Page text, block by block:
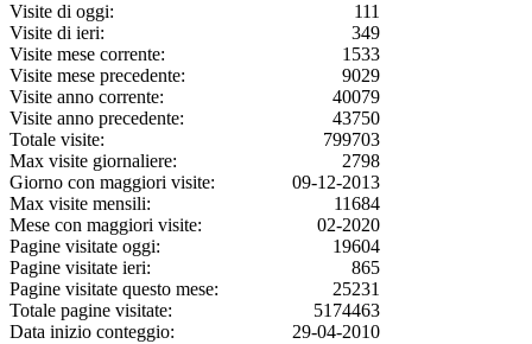
Visite di oggi:
111
Visite di ieri:
349
Visite mese corrente:
1533
Visite mese precedente:
9029
Visite anno corrente:
40079
Visite anno precedente:
43750
Totale visite:
799703
Max visite giornaliere:
2798
Giorno con maggiori visite:
09-12-2013
Max visite mensili:
11684
Mese con maggiori visite:
02-2020
Pagine visitate oggi:
19604
Pagine visitate ieri:
865
Pagine visitate questo mese:
25231
Totale pagine visitate:
5174463
Data inizio conteggio:
29-04-2010